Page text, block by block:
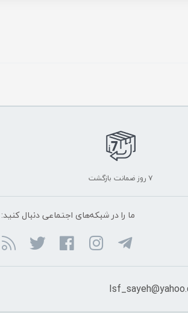
۷ روز ضمانت بازگشت
ما را در شبکه‌های اجتماعی دنبال کنید: